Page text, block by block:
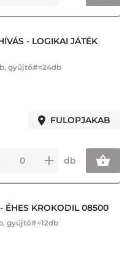
- LOGIKAI JÁTÉK
gyűjtő#=24db
FULOPJAKAB
db
ÉHES KROKODIL 08500
gyűjtő#=12db